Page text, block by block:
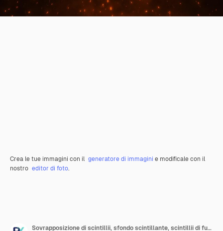
Crea le tue immagini con il generatore di immagini e modificale con il
nostro editor di foto.
Sovrapposizione di scintillii, sfondo scintillante, scintillii di fuoco, scintillii di caminetto, sfondo di caminetto